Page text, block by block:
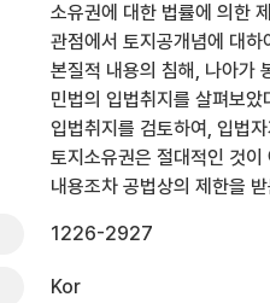
소유권에 대한 법률에 의한
관점에서 토지공개념에 대
본질적 내용의 침해, 나아가
민법의 입법취지를 살펴보
입법취지를 검토하여, 입법
토지소유권은 절대적인 것
내용조차 공법상의 제한을
1226-2927
Kor